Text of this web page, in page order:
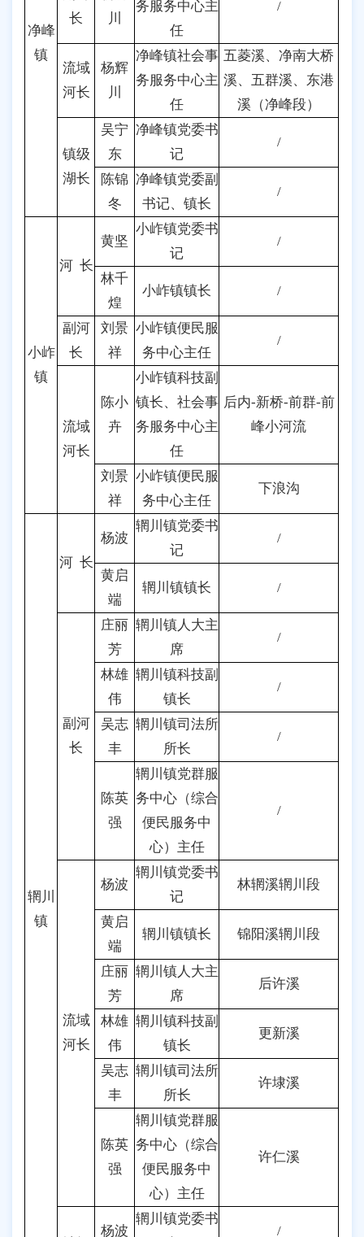
净峰
镇
长
川
务服务中心主
任
/
流域
河长
杨辉
川
净峰镇社会事
务服务中心主
任
五菱溪、净南大桥
溪、五群溪、东港
溪（净峰段）
镇级
湖长
吴宁
东
净峰镇党委书
记
/
陈锦
冬
净峰镇党委副
书记、镇长
/
小岞
镇
河 长
黄坚
小岞镇党委书
记
/
林千
煌
小岞镇镇长 /
副河
长
刘景
祥
小岞镇便民服
务中心主任
/
流域
河长
陈小
卉
小岞镇科技副
镇长、社会事
务服务中心主
任
后内-新桥-前群-前
峰小河流
刘景
祥
小岞镇便民服
务中心主任
下浪沟
辋川
镇
河 长
杨波
辋川镇党委书
记
/
黄启
端
辋川镇镇长 /
副河
长
庄丽
芳
辋川镇人大主
席
/
林雄
伟
辋川镇科技副
镇长
/
吴志
丰
辋川镇司法所
所长
/
陈英
强
辋川镇党群服
务中心（综合
便民服务中
心）主任
/
流域
河长
杨波
辋川镇党委书
记
林辋溪辋川段
黄启
端
辋川镇镇长 锦阳溪辋川段
庄丽
芳
辋川镇人大主
席
后许溪
林雄
伟
辋川镇科技副
镇长
更新溪
吴志
丰
辋川镇司法所
所长
许埭溪
陈英
强
辋川镇党群服
务中心（综合
便民服务中
心）主任
许仁溪
杨波
辋川镇党委书
/